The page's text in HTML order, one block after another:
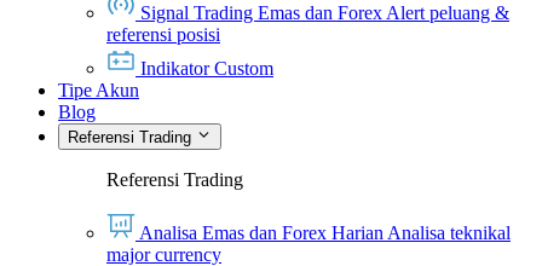
Signal Trading Emas dan Forex Alert peluang &
referensi posisi
Indikator Custom
Tipe Akun
Blog
Referensi Trading
Referensi Trading
Analisa Emas dan Forex Harian Analisa teknikal
major currency